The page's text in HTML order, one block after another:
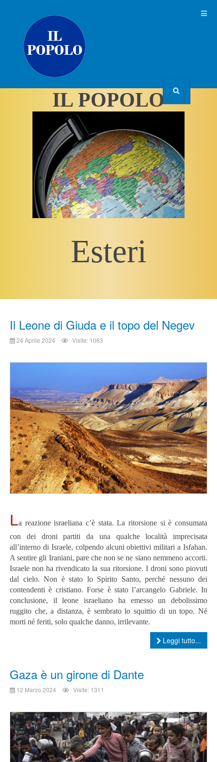
IL POPOLO
Esteri
Il Leone di Giuda e il topo del Negev
24 Aprile 2024 Visite: 1063
La reazione israeliana c’è stata. La ritorsione si è consumata
con dei droni partiti da una qualche località imprecisata
all’interno di Israele, colpendo alcuni obiettivi militari a Isfahan.
A sentire gli Iraniani, pare che non se ne siano nemmeno accorti.
Israele non ha rivendicato la sua ritorsione. I droni sono piovuti
dal cielo. Non è stato lo Spirito Santo, perché nessuno dei
contendenti è cristiano. Forse è stato l’arcangelo Gabriele. In
conclusione, il leone israeliano ha emesso un debolissimo
ruggito che, a distanza, è sembrato lo squittio di un topo. Né
morti né feriti, solo qualche danno, irrilevante.
Leggi tutto...
Gaza è un girone di Dante
12 Marzo 2024 Visite: 1311